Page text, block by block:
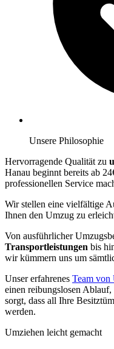
Unsere Philosophie
Hervorragende Qualität zu
Hanau beginnt bereits ab
professionellen Service
Wir stellen eine vielfältige
Ihnen den Umzug zu
Von ausführlicher
Transportleistungen bis
wir kümmern uns um
Unser erfahrenes Team von
einen reibungslosen
sorgt, dass all Ihre
werden.
Umziehen leicht gemacht